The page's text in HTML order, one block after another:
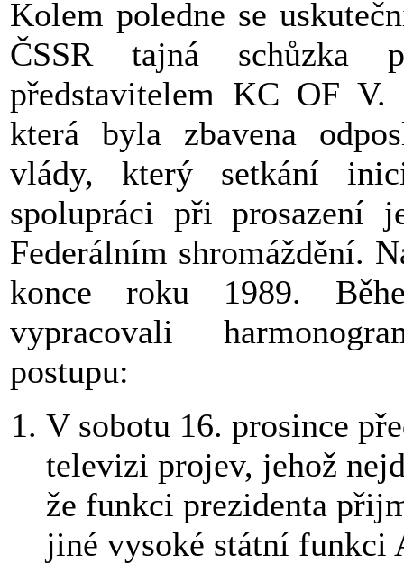
Kolem poledne se
ČSSR tajná
představitelem KC OF
která byla zbavena
vlády, který setkání
spolupráci při prosazení
Federálním shromáždění.
konce roku 1989.
vypracovali
postupu:
V sobotu 16. prosince
televizi projev, jehož
že funkci prezidenta
jiné vysoké státní funkci